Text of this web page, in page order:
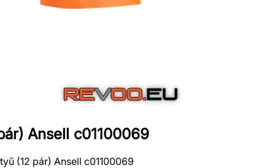
Ansell c01100069
(12 pár) Ansell c01100069